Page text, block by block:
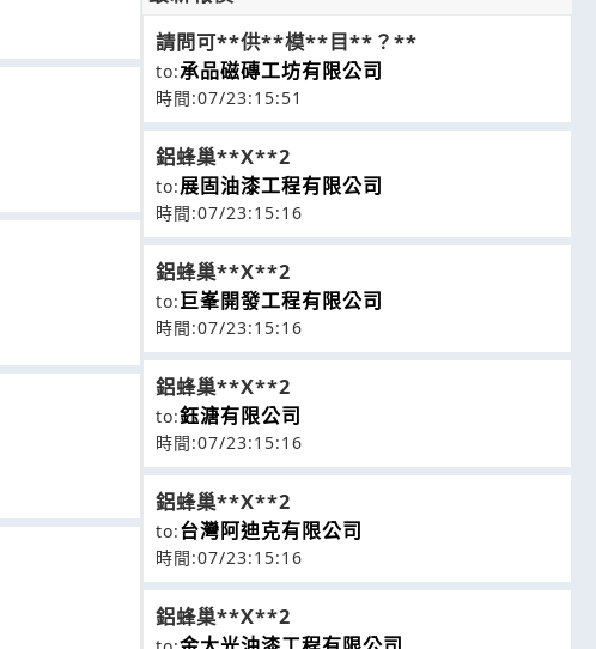
請問可**供**模**目**？**
to:承品磁磚工坊有限公司
時間:07/23:15:51
鋁蜂巢**X**2
to:展固油漆工程有限公司
時間:07/23:15:16
鋁蜂巢**X**2
to:巨峯開發工程有限公司
時間:07/23:15:16
鋁蜂巢**X**2
to:鈺溏有限公司
時間:07/23:15:16
鋁蜂巢**X**2
to:台灣阿迪克有限公司
時間:07/23:15:16
鋁蜂巢**X**2